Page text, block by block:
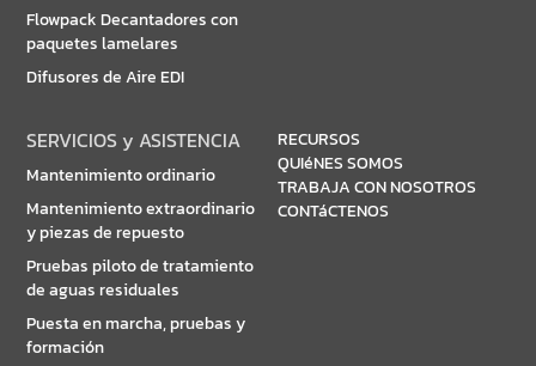
Flowpack Decantadores con
paquetes lamelares
Difusores de Aire EDI
SERVICIOS y ASISTENCIA
Mantenimiento ordinario
Mantenimiento extraordinario
y piezas de repuesto
Pruebas piloto de tratamiento
de aguas residuales
Puesta en marcha, pruebas y
formación
RECURSOS
QUIéNES SOMOS
TRABAJA CON NOSOTROS
CONTáCTENOS